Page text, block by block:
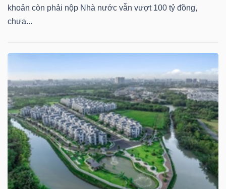
khoản còn phải nộp Nhà nước vẫn vượt 100 tỷ đồng,
chưa...